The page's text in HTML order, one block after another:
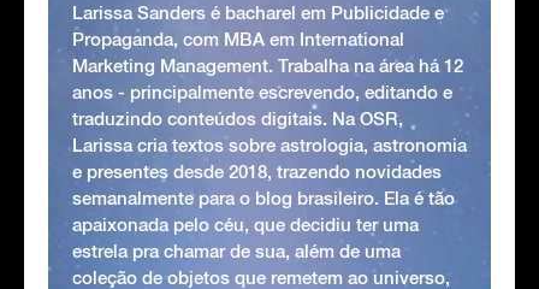
Larissa Sanders é bacharel em Publicidade e
Propaganda, com MBA em International
Marketing Management. Trabalha na área há 12
anos - principalmente escrevendo, editando e
traduzindo conteúdos digitais. Na OSR,
Larissa cria textos sobre astrologia, astronomia
e presentes desde 2018, trazendo novidades
semanalmente para o blog brasileiro. Ela é tão
apaixonada pelo céu, que decidiu ter uma
estrela pra chamar de sua, além de uma
coleção de objetos que remetem ao universo,